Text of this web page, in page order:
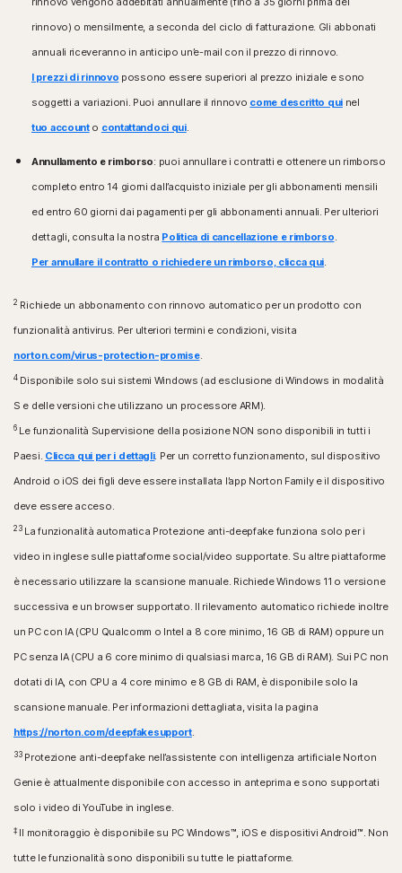
Android 10.0 o versione successiva. Deve essere
installata l’app Google Play.
Google TV con sistema operativo Android TV 10.0 o
Sistemi operativi iOS
iPhone o iPad con la versione attuale e le due versioni
Apple TV con la versione attuale e la versione
Sistemi operativi Fire OS
Dispositivo Amazon Fire TV con Fire OS 8 e versioni
Google Chrome
Microsoft Edge per Windows
Mozilla Firefox
Sistemi operativi Mac®
MacOS 10.13 o versione successiva.
Funzionalità non supportate: Backup nel cloud Norton,
Sistemi operativi Android™
installata l’app Google Play. Modalità multiutente non
supportata.
ColorOS 7.1 o versione successiva. Deve essere
Sistemi operativi iOS
di Apple® iOS precedenti.
rinnovo) o mensilmente, a seconda del ciclo di fatturazione. Gli abbonati
annuali riceveranno in anticipo un’e-mail con il prezzo di rinnovo.
I prezzi di rinnovo possono essere superiori al prezzo iniziale e sono
soggetti a variazioni. Puoi annullare il rinnovo come descritto quinel
tuo accounto contattandoci qui.
Annullamento e rimborso: puoi annullare i contratti e ottenere un rimborso
completo entro 14 giorni dall’acquisto iniziale per gli abbonamenti mensili
ed entro 60 giorni dai pagamenti per gli abbonamenti annuali. Per ulteriori
dettagli, consulta la nostra Politica di cancellazione e rimborso.
Per annullare il contratto o richiedere un rimborso, clicca qui.
2 Richiede un abbonamento con rinnovo automatico per un prodotto con
funzionalità antivirus. Per ulteriori termini e condizioni, visita
norton.com/virus-protection-promise.
4Disponibile solo sui sistemi Windows (ad esclusione di Windows in modalità
S e delle versioni che utilizzano un processore ARM).
6Le funzionalità Supervisione della posizione NON sono disponibili in tutti i
Paesi. Clicca qui per i dettagli. Per un corretto funzionamento, sul dispositivo
Android o iOS dei figli deve essere installata l’app Norton Family e il dispositivo
deve essere acceso.
23La funzionalità automatica Protezione anti-deepfake funziona solo per i
video in inglese sulle piattaforme social/video supportate. Su altre piattaforme
è necessario utilizzare la scansione manuale. Richiede Windows 11 o versione
successiva e un browser supportato. Il rilevamento automatico richiede inoltre
un PC con IA (CPU Qualcomm o Intel a 8 core minimo, 16 GB di RAM) oppure un
PC senza IA (CPU a 6 core minimo di qualsiasi marca, 16 GB di RAM). Sui PC non
dotati di IA, con CPU a 4 core minimo e 8 GB di RAM, è disponibile solo la
scansione manuale. Per informazioni dettagliata, visita la pagina
https://norton.com/deepfakesupport.
33Protezione anti-deepfake nell’assistente con intelligenza artificiale Norton
Genie è attualmente disponibile con accesso in anteprima e sono supportati
solo i video di YouTube in inglese.
‡Il monitoraggio è disponibile su PC Windows™, iOS e dispositivi Android™. Non
tutte le funzionalità sono disponibili su tutte le piattaforme.